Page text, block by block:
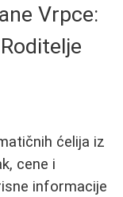
Vrpce:
ćelija iz
cene i
informacije